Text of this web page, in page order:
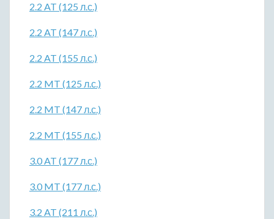
2.2 AT (125 л.с.)
2.2 AT (147 л.с.)
2.2 AT (155 л.с.)
2.2 MT (125 л.с.)
2.2 MT (147 л.с.)
2.2 MT (155 л.с.)
3.0 AT (177 л.с.)
3.0 MT (177 л.с.)
3.2 AT (211 л.с.)